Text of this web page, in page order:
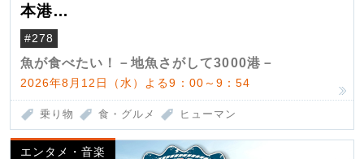
本港
（クロマグロ）
#278
魚が食べたい！－地魚さがして3000港－
2026年8月12日（水）よる9：00～9：54
乗り物 食・グルメ ヒューマン
エンタメ・音楽